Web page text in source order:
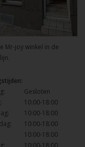
Mr-joy winkel in de
Gesloten
10:00-18:00
10:00-18:00
10:00-18:00
10:00-18:00
10:00-18:00